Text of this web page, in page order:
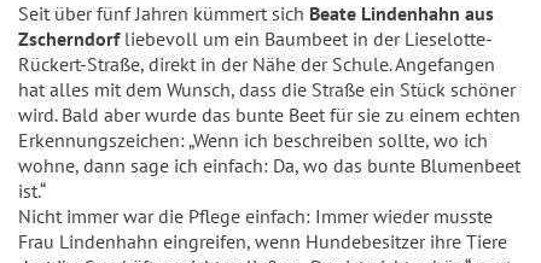
Seit über fünf Jahren kümmert sich Beate Lindenhahn aus
Zscherndorfliebevoll um ein Baumbeet in der Lieselotte-
Rückert-Straße, direkt in der Nähe der Schule. Angefangen
hat alles mit dem Wunsch, dass die Straße ein Stück schöner
wird. Bald aber wurde das bunte Beet für sie zu einem echten
Erkennungszeichen: „Wenn ich beschreiben sollte, wo ich
wohne, dann sage ich einfach: Da, wo das bunte Blumenbeet
ist.“
Nicht immer war die Pflege einfach: Immer wieder musste
Frau Lindenhahn eingreifen, wenn Hundebesitzer ihre Tiere